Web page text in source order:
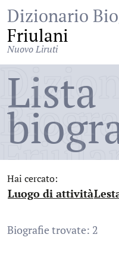
Dizionario
Friulani
Nuovo Liruti
Lista
Hai cercato:
Luogo di attività
:
Biografie trovate: 2